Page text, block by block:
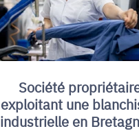
Société
exploitant une
industrielle en